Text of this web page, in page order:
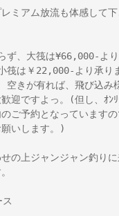
ミアム放流も体感して
ず、大筏は¥66,000-よ
筏は￥22,000-より承り
空きが有れば、飛び込み
歓迎ですよっ。(但し、ｵﾝ
ご予約となっています
いします。)
の上ジャンジャン釣り